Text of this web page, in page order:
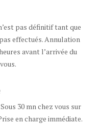
pas définitif tant que
effectués. Annulation
avant l’arrivée du
30 mn chez vous sur
en charge immédiate.